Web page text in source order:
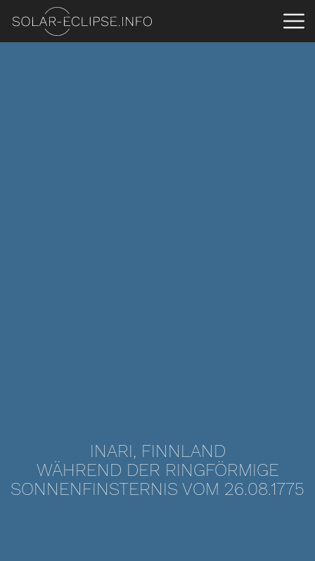
INARI, FINNLAND
WÄHREND DER RINGFÖRMIGE
SONNENFINSTERNIS VOM 26.08.1775